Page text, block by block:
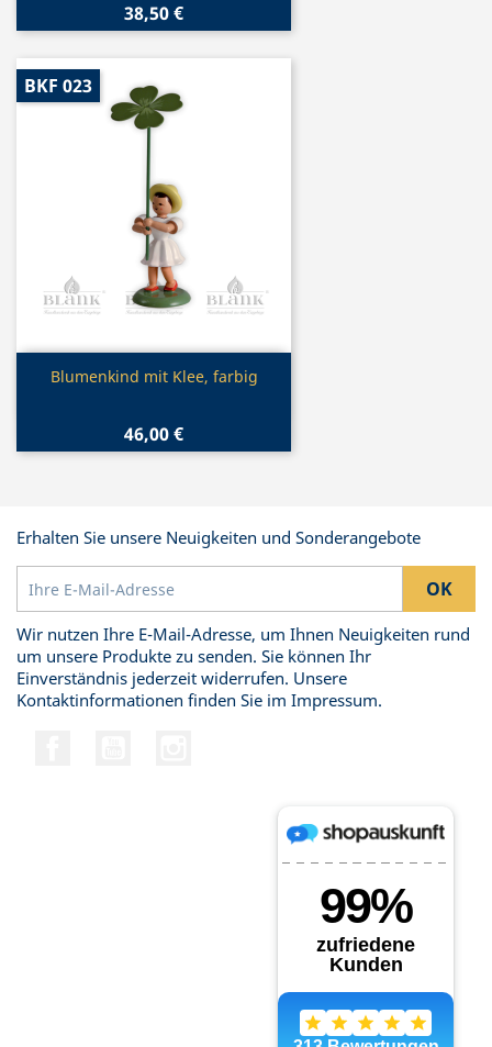
38,50 €
Vorschau
Blumenkind mit Klee, farbig
46,00 €
BKF 023
Erhalten Sie unsere Neuigkeiten und Sonderangebote
Wir nutzen Ihre E-Mail-Adresse, um Ihnen Neuigkeiten rund
um unsere Produkte zu senden. Sie können Ihr
Einverständnis jederzeit widerrufen. Unsere
Kontaktinformationen finden Sie im Impressum.